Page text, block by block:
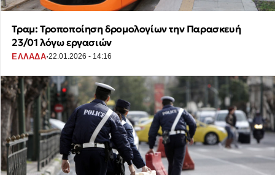
Τραμ: Τροποποίηση δρομολογίων την Παρασκευή
23/01 λόγω εργασιών
ΕΛΛΑΔΑ·22.01.2026 - 14:16